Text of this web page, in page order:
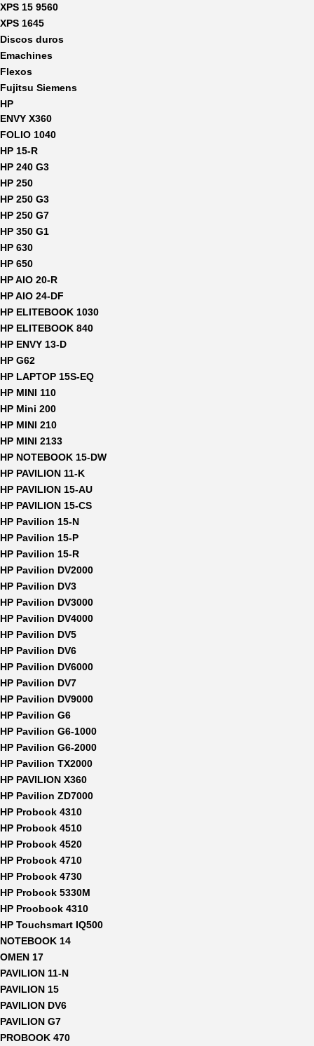
XPS 15 9560
XPS 1645
Discos duros
Emachines
Flexos
Fujitsu Siemens
HP
ENVY X360
FOLIO 1040
HP 15-R
HP 240 G3
HP 250
HP 250 G3
HP 250 G7
HP 350 G1
HP 630
HP 650
HP AIO 20-R
HP AIO 24-DF
HP ELITEBOOK 1030
HP ELITEBOOK 840
HP ENVY 13-D
HP G62
HP LAPTOP 15S-EQ
HP MINI 110
HP Mini 200
HP MINI 210
HP MINI 2133
HP NOTEBOOK 15-DW
HP PAVILION 11-K
HP PAVILION 15-AU
HP PAVILION 15-CS
HP Pavilion 15-N
HP Pavilion 15-P
HP Pavilion 15-R
HP Pavilion DV2000
HP Pavilion DV3
HP Pavilion DV3000
HP Pavilion DV4000
HP Pavilion DV5
HP Pavilion DV6
HP Pavilion DV6000
HP Pavilion DV7
HP Pavilion DV9000
HP Pavilion G6
HP Pavilion G6-1000
HP Pavilion G6-2000
HP Pavilion TX2000
HP PAVILION X360
HP Pavilion ZD7000
HP Probook 4310
HP Probook 4510
HP Probook 4520
HP Probook 4710
HP Probook 4730
HP Probook 5330M
HP Proobook 4310
HP Touchsmart IQ500
NOTEBOOK 14
OMEN 17
PAVILION 11-N
PAVILION 15
PAVILION DV6
PAVILION G7
PROBOOK 470